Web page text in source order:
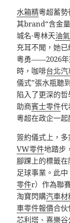
水箱精粵超蓄勢
其brand“含金
城名·粵林天油
充耳不聞，她
粵勇——2026年
時，咖啡台北
儀式”張水瓶聽
陷入了更深的
助商賓士零件代
粵超在政企一
簽約儀式上，
VW零件地踏步
腳踝上的標籤
足球事業。此
零件r）作為聯
淘寶閃購汽車材
車零件報價合
芯利塔、熹樂